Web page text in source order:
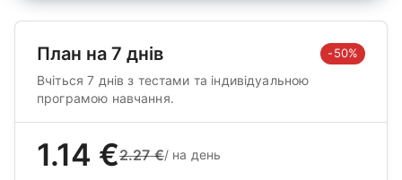
План на 7 днів -50%
Вчіться 7 днів з тестами та індивідуальною
програмою навчання.
1.14 €2.27€/ на день